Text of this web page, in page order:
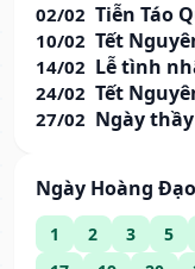
02/02 Tiễn Táo
10/02 Tết
14/02 Lễ tình
24/02 Tết
27/02 Ngày
Ngày Hoàng
1 2 3 5